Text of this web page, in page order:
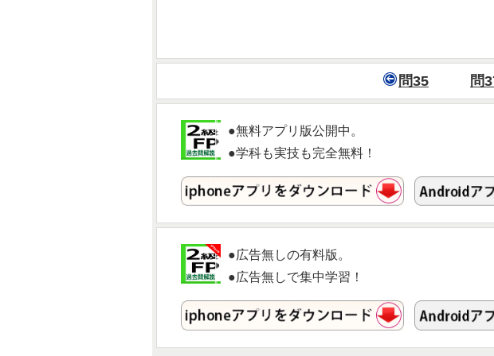
問35 問
●無料アプリ版公開中。
●学科も実技も完全無料！
●広告無しの有料版。
●広告無しで集中学習！